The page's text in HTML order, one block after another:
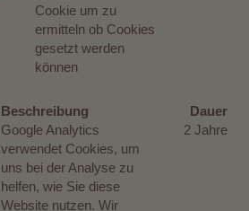
Cookie um zu
ermitteln ob Cookies
gesetzt werden
können
Beschreibung
Dauer
Google Analytics
verwendet Cookies, um
uns bei der Analyse zu
helfen, wie Sie diese
Website nutzen. Wir
2 Jahre